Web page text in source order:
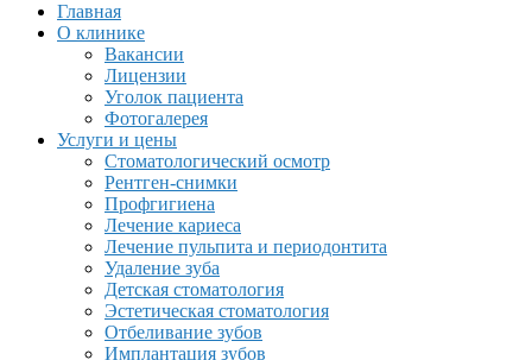
Главная
О клинике
Вакансии
Лицензии
Уголок пациента
Фотогалерея
Услуги и цены
Стоматологический осмотр
Рентген-снимки
Профгигиена
Лечение кариеса
Лечение пульпита и периодонтита
Удаление зуба
Детская стоматология
Эстетическая стоматология
Отбеливание зубов
Имплантация зубов